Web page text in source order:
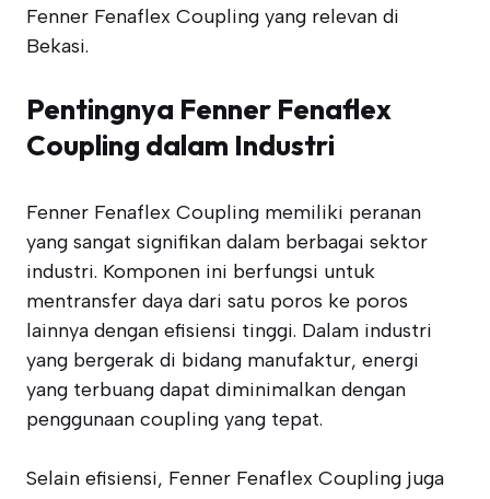
Fenner Fenaflex Coupling yang relevan di
Bekasi.
Pentingnya Fenner Fenaflex
Coupling dalam Industri
Fenner Fenaflex Coupling memiliki peranan
yang sangat signifikan dalam berbagai sektor
industri. Komponen ini berfungsi untuk
mentransfer daya dari satu poros ke poros
lainnya dengan efisiensi tinggi. Dalam industri
yang bergerak di bidang manufaktur, energi
yang terbuang dapat diminimalkan dengan
penggunaan coupling yang tepat.
Selain efisiensi, Fenner Fenaflex Coupling juga